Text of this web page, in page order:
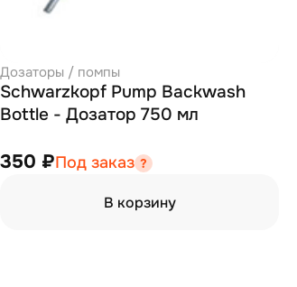
Дозаторы / помпы
Schwarzkopf Pump Backwash
Bottle - Дозатор 750 мл
350 ₽Под заказ
В корзину